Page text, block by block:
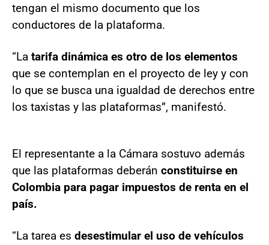
tengan el mismo documento que los
conductores de la plataforma.
“La tarifa dinámica es otro de los elementos
que se contemplan en el proyecto de ley y con
lo que se busca una igualdad de derechos entre
los taxistas y las plataformas”, manifestó.
El representante a la Cámara sostuvo además
que las plataformas deberán constituirse en
Colombia para pagar impuestos de renta en el
país.
“La tarea es desestimular el uso de vehículos